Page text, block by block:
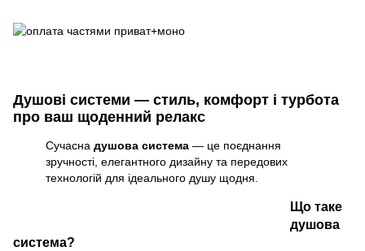
Душові системи — стиль, комфорт і турбота
про ваш щоденний релакс
Сучасна душова система — це поєднання
зручності, елегантного дизайну та передових
технологій для ідеального душу щодня.
Що таке
душова
система?